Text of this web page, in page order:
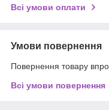
Всі умови оплати
Умови повернення
Повернення товару
Всі умови повернення